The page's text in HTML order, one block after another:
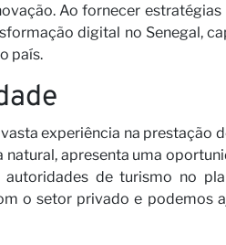
Ao fornecer
digital no Senegal,
país.
experiência na prestação
natural, apresenta uma
de turismo no
o setor privado e